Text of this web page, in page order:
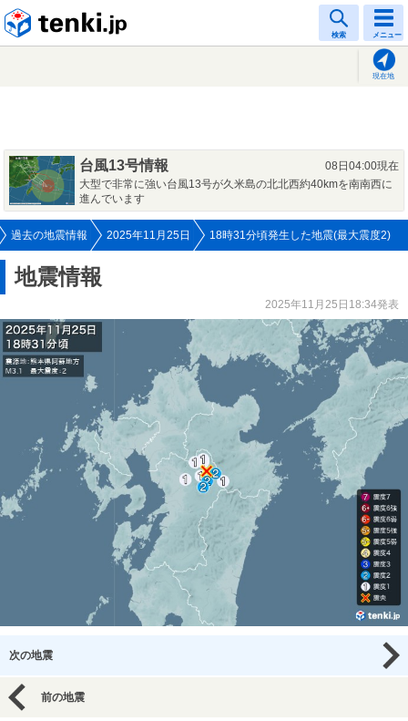
検索 メニュー
現在地
台風13号情報
08日04:00現在
大型で非常に強い台風13号が久米島の北北西約40kmを南南西に
進んでいます
過去の地震情報 2025年11月25日 18時31分頃発生した地震(最大震度2)
地震情報
2025年11月25日18:34発表
次の地震
前の地震